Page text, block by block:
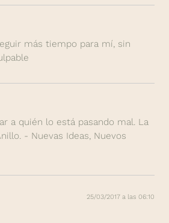
más tiempo para mí, sin
a quién lo está pasando mal. La
- Nuevas Ideas, Nuevos
25/03/2017 a las 06:10